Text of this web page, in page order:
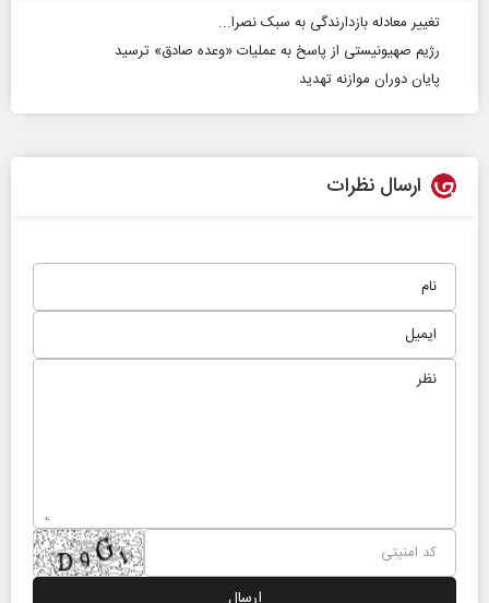
تغییر معادله‌ بازدارندگی به سبک نصرا...
رژیم صهیونیستی از پاسخ به عملیات «وعده صادق» ترسید
پایان دوران موازنه تهدید
ارسال نظرات